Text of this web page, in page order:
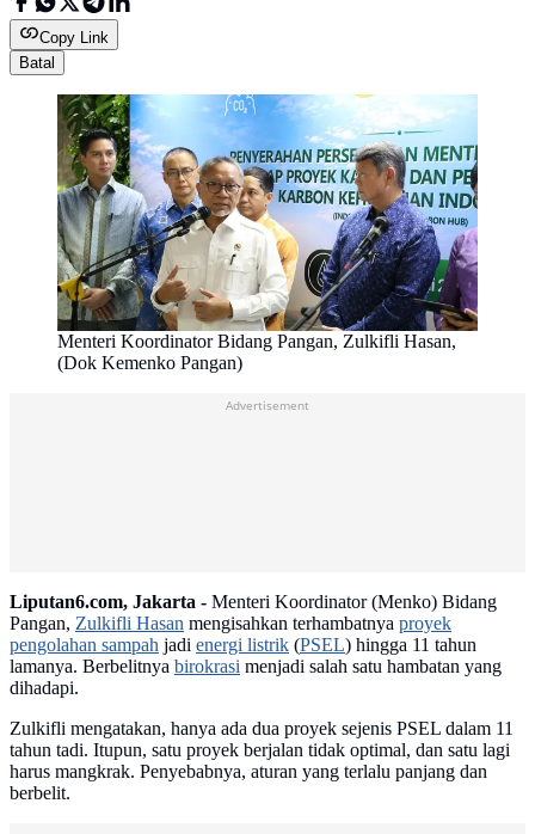
Copy Link
Batal
Menteri Koordinator Bidang Pangan, Zulkifli Hasan,
(Dok Kemenko Pangan)
Advertisement
Liputan6.com, Jakarta - Menteri Koordinator (Menko) Bidang
Pangan, Zulkifli Hasan mengisahkan terhambatnya proyek
pengolahan sampah jadi energi listrik (PSEL) hingga 11 tahun
lamanya. Berbelitnya birokrasi menjadi salah satu hambatan yang
dihadapi.
Zulkifli mengatakan, hanya ada dua proyek sejenis PSEL dalam 11
tahun tadi. Itupun, satu proyek berjalan tidak optimal, dan satu lagi
harus mangkrak. Penyebabnya, aturan yang terlalu panjang dan
berbelit.